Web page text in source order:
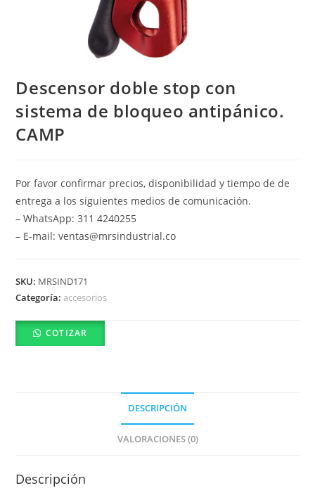
Descensor doble stop con
sistema de bloqueo antipánico.
CAMP
Por favor confirmar precios, disponibilidad y tiempo de de
entrega a los siguientes medios de comunicación.
– WhatsApp: 311 4240255
– E-mail: ventas@mrsindustrial.co
SKU: MRSIND171
Categoría:accesorios
COTIZAR
DESCRIPCIÓN
VALORACIONES (0)
Descripción